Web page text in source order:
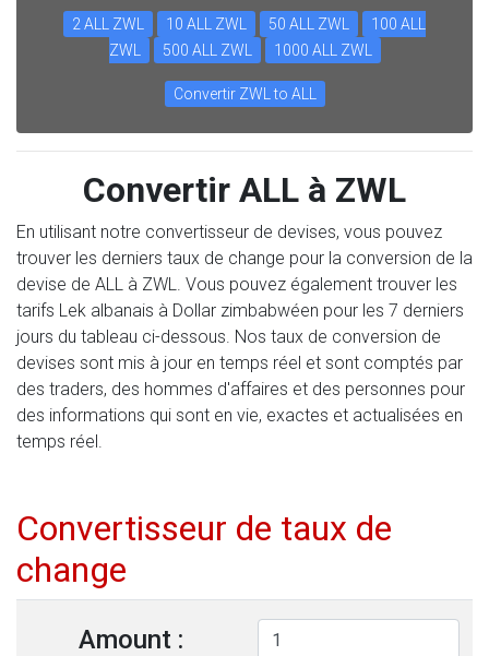
2 ALL ZWL 10 ALL ZWL 50 ALL ZWL
100 ALL
ZWL
500 ALL ZWL 1000 ALL ZWL
Convertir ZWL to ALL
Convertir ALL à ZWL
En utilisant notre convertisseur de devises, vous pouvez
trouver les derniers taux de change pour la conversion de la
devise de ALL à ZWL. Vous pouvez également trouver les
tarifs Lek albanais à Dollar zimbabwéen pour les 7 derniers
jours du tableau ci-dessous. Nos taux de conversion de
devises sont mis à jour en temps réel et sont comptés par
des traders, des hommes d'affaires et des personnes pour
des informations qui sont en vie, exactes et actualisées en
temps réel.
Convertisseur de taux de
change
Amount :